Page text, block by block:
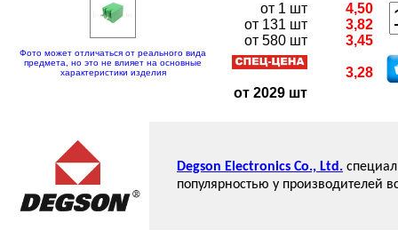
Фото может отличаться от реального вида
предмета, но это не влияет на основные
характеристики изделия
от 1 шт
от 131 шт
от 580 шт
от 2029 шт
4,50
3,82
3,45
3,28
Degson Electronics Co., Ltd.
популярностью у производителей